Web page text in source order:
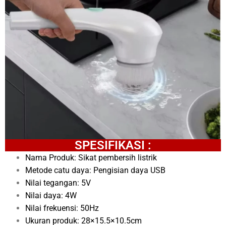
SPESIFIKASI :
Nama Produk: Sikat pembersih listrik
Metode catu daya: Pengisian daya USB
Nilai tegangan: 5V
Nilai daya: 4W
Nilai frekuensi: 50Hz
Ukuran produk: 28×15.5×10.5cm